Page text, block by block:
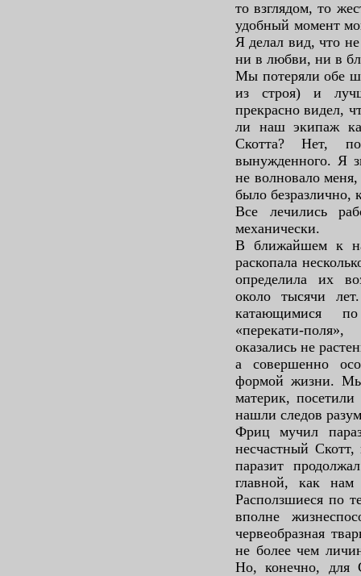
то взглядом, то
удобный момент
Я делал вид, что
ни в любви, ни в
Мы потеряли обе
из строя) и
прекрасно видел,
ли наш экипаж
Скотта? Нет,
вынужденного. Я
не волновало
было безразлично,
Все лечились
механически.
В ближайшем к
раскопала
определила их
около тысячи
катающимися
«перекати-
оказались не
а совершенно
формой жизни. Мы
материк,
нашли следов
Фриц мучил
несчастный
паразит
главной, как нам
Расползшиеся по
вполне
червеобразная
не более чем
Но, конечно, для